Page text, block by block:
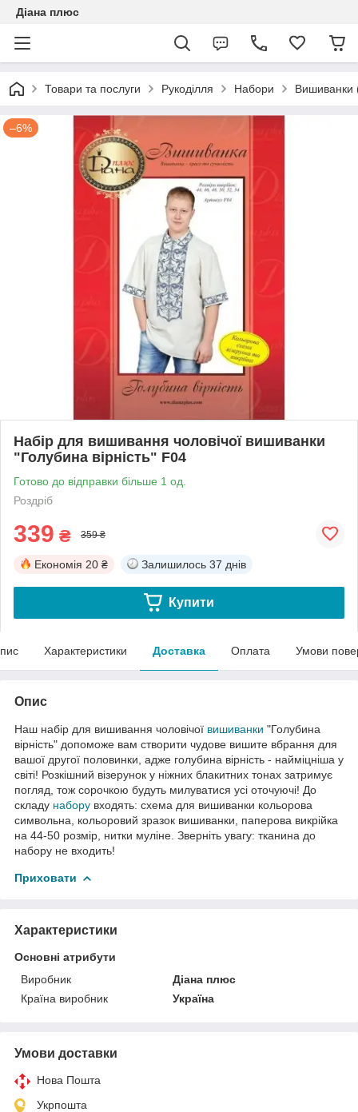
Діана плюс
Товари та послуги Рукоділля Набори Вишиванки
–6%
Набір для вишивання чоловічої вишиванки
"Голубина вірність" F04
Готово до відправки більше 1 од.
Роздріб
339 ₴ 359 ₴
Економія 20 ₴ Залишилось 37 днів
Купити
Характеристики Доставка Оплата Умови
Опис
Наш набір для вишивання чоловічої вишиванки "Голубина
вірність" допоможе вам створити чудове вишите вбрання для
вашої другої половинки, адже голубина вірність - найміцніша у
світі! Розкішний візерунок у ніжних блакитних тонах затримує
погляд, тож сорочкою будуть милуватися усі оточуючі! До
складу набору входять: схема для вишиванки кольорова
символьна, кольоровий зразок вишиванки, паперова викрійка
на 44-50 розмір, нитки муліне. Зверніть увагу: тканина до
набору не входить!
Приховати
Характеристики
Основні атрибути
Виробник
Діана плюс
Країна виробник
Україна
Умови доставки
Нова Пошта
Укрпошта